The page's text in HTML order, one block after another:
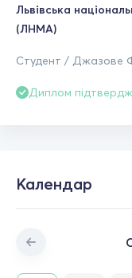
Львівська
(ЛНМА)
Студент / Джазове
Диплом
Календар